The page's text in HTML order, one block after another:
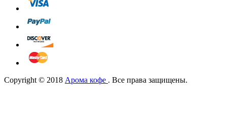
Copyright © 2018 Арома кофе . Все права защищены.